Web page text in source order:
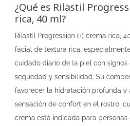
¿Qué es Rilastil
rica, 40 ml?
Rilastil Progression (+) crema rica,
facial de textura rica,
cuidado diario de la piel con signos
sequedad y sensibilidad. Su
favorecer la hidratación profunda y
sensación de confort en el rostro,
crema está indicada para